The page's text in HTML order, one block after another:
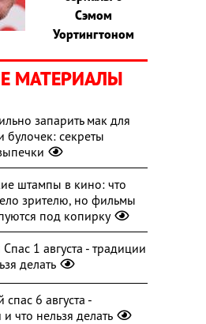
Сэмом
Уортингтоном
МАТЕРИАЛЫ
запарить мак для
булочек: секреты
штампы в кино: что
зрителю, но фильмы
под копирку
1 августа - традиции
делать
6 августа -
что нельзя делать